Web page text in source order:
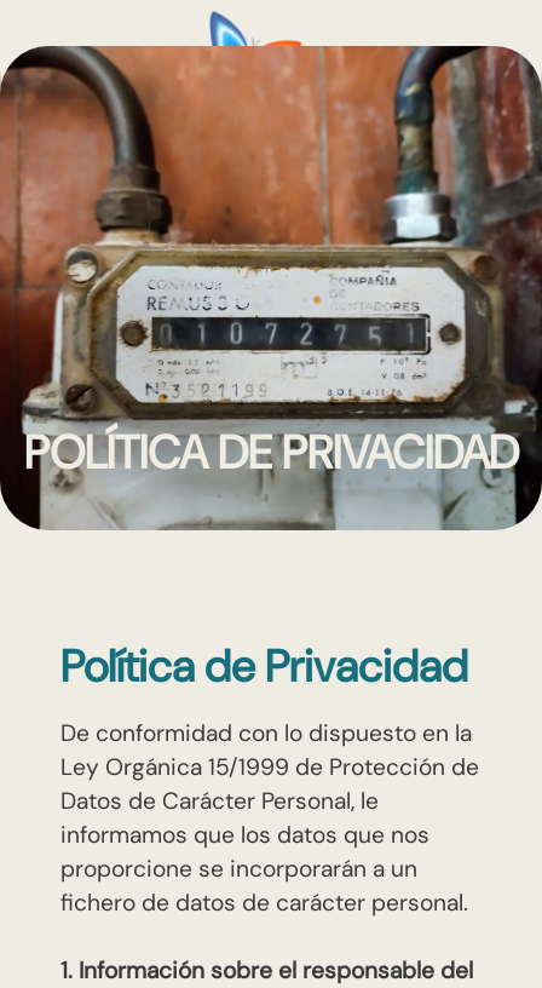
POLÍTICA DE PRIVACIDAD
Política de Privacidad
De conformidad con lo dispuesto en la
Ley Orgánica 15/1999 de Protección de
Datos de Carácter Personal, le
informamos que los datos que nos
proporcione se incorporarán a un
fichero de datos de carácter personal.
1. Información sobre el responsable del